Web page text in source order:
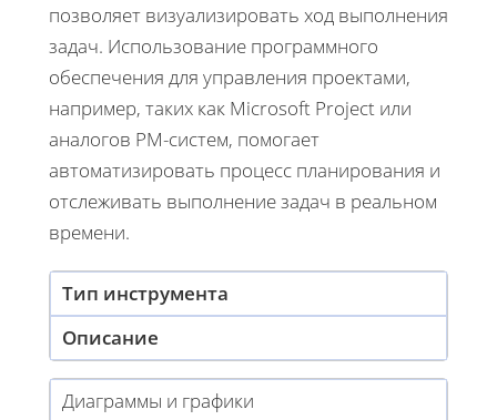
позволяет визуализировать ход выполнения
задач. Использование программного
обеспечения для управления проектами,
например, таких как Microsoft Project или
аналогов PM-систем, помогает
автоматизировать процесс планирования и
отслеживать выполнение задач в реальном
времени.
Тип инструмента
Описание
Диаграммы и графики